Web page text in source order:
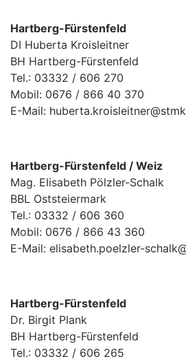
Hartberg-Fürstenfeld
DI Huberta Kroisleitner
BH Hartberg-Fürstenfeld
Tel.: 03332 / 606 270
Mobil: 0676 / 866 40 370
E-Mail:
Hartberg-Fürstenfeld / Weiz
Mag. Elisabeth Pölzler-Schalk
BBL Oststeiermark
Tel.: 03332 / 606 360
Mobil: 0676 / 866 43 360
E-Mail: elisabeth.poelzler-
Hartberg-Fürstenfeld
Dr. Birgit Plank
BH Hartberg-Fürstenfeld
Tel.: 03332 / 606 265